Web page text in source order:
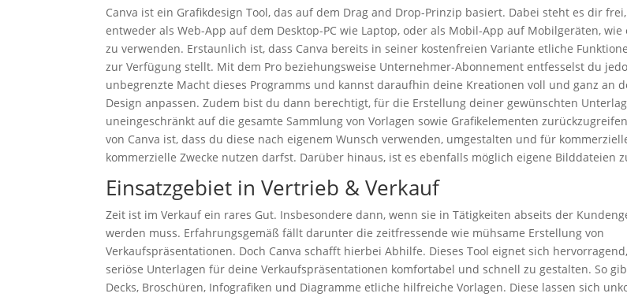
Canva ist ein Grafikdesign Tool, das auf dem Drag and Drop-Prinzip basiert. Dabei steht es dir
entweder als Web-App auf dem Desktop-PC wie Laptop, oder als Mobil-App auf Mobilgeräten, wie
zu verwenden. Erstaunlich ist, dass Canva bereits in seiner kostenfreien Variante etliche
zur Verfügung stellt. Mit dem Pro beziehungsweise Unternehmer-Abonnement entfesselst du
unbegrenzte Macht dieses Programms und kannst daraufhin deine Kreationen voll und ganz an
Design anpassen. Zudem bist du dann berechtigt, für die Erstellung deiner gewünschten
uneingeschränkt auf die gesamte Sammlung von Vorlagen sowie Grafikelementen
von Canva ist, dass du diese nach eigenem Wunsch verwenden, umgestalten und für
kommerzielle Zwecke nutzen darfst. Darüber hinaus, ist es ebenfalls möglich eigene Bilddateien
Einsatzgebiet in Vertrieb & Verkauf
Zeit ist im Verkauf ein rares Gut. Insbesondere dann, wenn sie in Tätigkeiten abseits der
werden muss. Erfahrungsgemäß fällt darunter die zeitfressende wie mühsame Erstellung von
Verkaufspräsentationen. Doch Canva schafft hierbei Abhilfe. Dieses Tool eignet sich
seriöse Unterlagen für deine Verkaufspräsentationen komfortabel und schnell zu gestalten. So
Decks, Broschüren, Infografiken und Diagramme etliche hilfreiche Vorlagen. Diese lassen sich